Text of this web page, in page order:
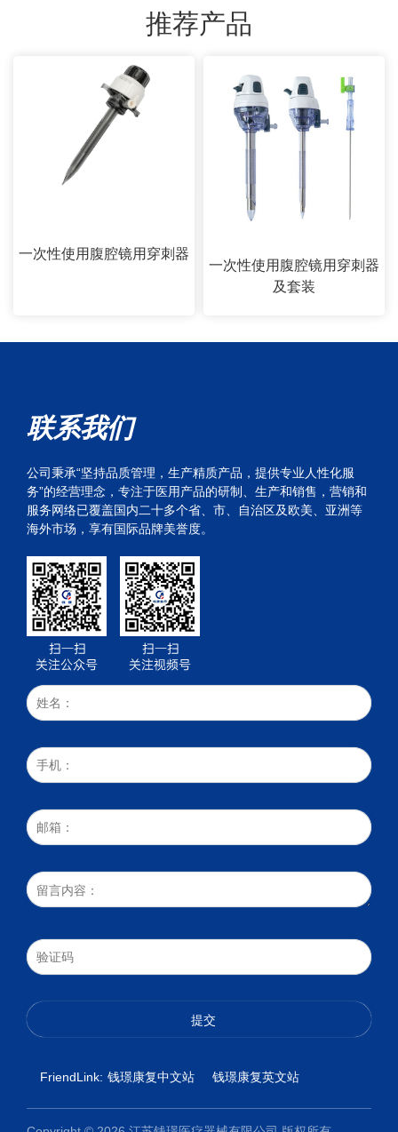
推荐产品
一次性使用腹腔镜用穿刺器
一次性使用腹腔镜用穿刺器
及套装
联系我们
公司秉承“坚持品质管理，生产精质产品，提供专业人性化服
务”的经营理念，专注于医用产品的研制、生产和销售，营销和
服务网络已覆盖国内二十多个省、市、自治区及欧美、亚洲等
海外市场，享有国际品牌美誉度。
FriendLink: 钱璟康复中文站 钱璟康复英文站